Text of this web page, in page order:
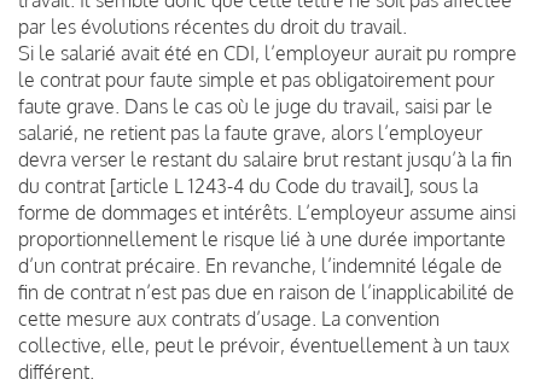
par les évolutions récentes du droit du travail.
Si le salarié avait été en CDI, l’employeur aurait pu rompre
le contrat pour faute simple et pas obligatoirement pour
faute grave. Dans le cas où le juge du travail, saisi par le
salarié, ne retient pas la faute grave, alors l’employeur
devra verser le restant du salaire brut restant jusqu’à la fin
du contrat [article L 1243-4 du Code du travail], sous la
forme de dommages et intérêts. L’employeur assume ainsi
proportionnellement le risque lié à une durée importante
d’un contrat précaire. En revanche, l’indemnité légale de
fin de contrat n’est pas due en raison de l’inapplicabilité de
cette mesure aux contrats d’usage. La convention
collective, elle, peut le prévoir, éventuellement à un taux
différent.